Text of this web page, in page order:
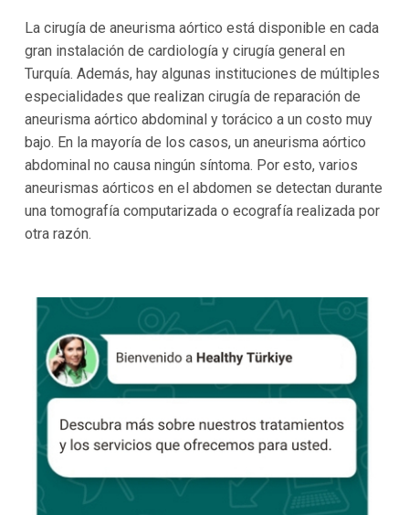
La cirugía de aneurisma aórtico está disponible en cada
gran instalación de cardiología y cirugía general en
Turquía. Además, hay algunas instituciones de múltiples
especialidades que realizan cirugía de reparación de
aneurisma aórtico abdominal y torácico a un costo muy
bajo. En la mayoría de los casos, un aneurisma aórtico
abdominal no causa ningún síntoma. Por esto, varios
aneurismas aórticos en el abdomen se detectan durante
una tomografía computarizada o ecografía realizada por
otra razón.